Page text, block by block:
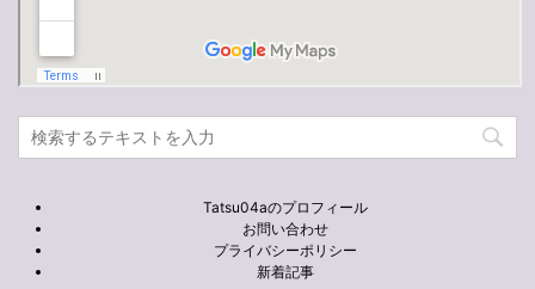
Tatsu04aのプロフィール
お問い合わせ
プライバシーポリシー
新着記事